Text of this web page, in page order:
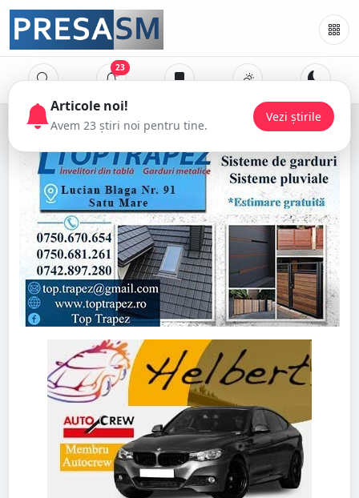
23
Articole noi!
Avem 23 știri noi pentru tine.
Vezi știrile